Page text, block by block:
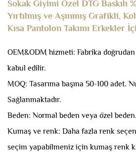
Sokak Giyimi Özel DTG Baskılı
Yırtılmış ve Aşınmış Grafikli,
Kısa Pantolon Takımı Erkekler
OEM&ODM hizmeti: Fabrika doğrudan
kabul edilir.
MOQ: Tasarıma başına 50-100 adet.
Sağlanmaktadır.
Beden: Normal beden veya özel beden.
Kumaş ve renk: Daha fazla renk
seçim yapabilmeniz için kumaş renk